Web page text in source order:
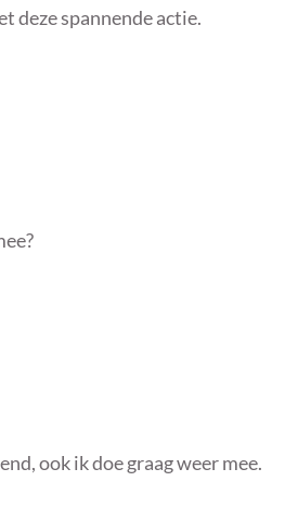
deze spannende actie.
ook ik doe graag weer mee.